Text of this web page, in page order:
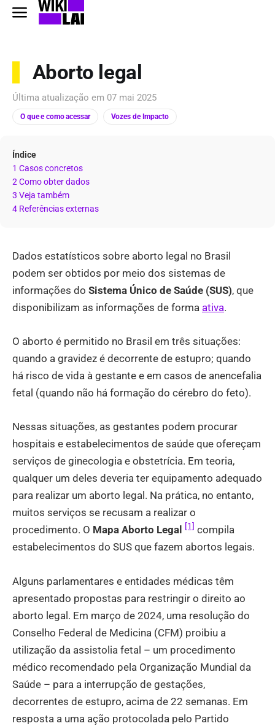
Aborto legal
Última atualização em 07 mai 2025
O que e como acessar Vozes de Impacto
Índice
1 Casos concretos
2 Como obter dados
3 Veja também
4 Referências externas
Dados estatísticos sobre aborto legal no Brasil
podem ser obtidos por meio dos sistemas de
informações do Sistema Único de Saúde (SUS), que
disponibilizam as informações de forma ativa.
O aborto é permitido no Brasil em três situações:
quando a gravidez é decorrente de estupro; quando
há risco de vida à gestante e em casos de anencefalia
fetal (quando não há formação do cérebro do feto).
Nessas situações, as gestantes podem procurar
hospitais e estabelecimentos de saúde que ofereçam
serviços de ginecologia e obstetrícia. Em teoria,
qualquer um deles deveria ter equipamento adequado
para realizar um aborto legal. Na prática, no entanto,
muitos serviços se recusam a realizar o
procedimento. O Mapa Aborto Legal [1]
compila
estabelecimentos do SUS que fazem abortos legais.
Alguns parlamentares e entidades médicas têm
apresentado propostas para restringir o direito ao
aborto legal. Em março de 2024, uma resolução do
Conselho Federal de Medicina (CFM) proibiu a
utilização da assistolia fetal – um procedimento
médico recomendado pela Organização Mundial da
Saúde – para a interrupção de gestações,
decorrentes de estupro, acima de 22 semanas. Em
resposta a uma ação protocolada pelo Partido